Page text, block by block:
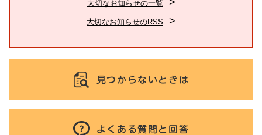
大切なお知らせの一覧
大切なお知らせのRSS
見つからないときは
よくある質問と回答